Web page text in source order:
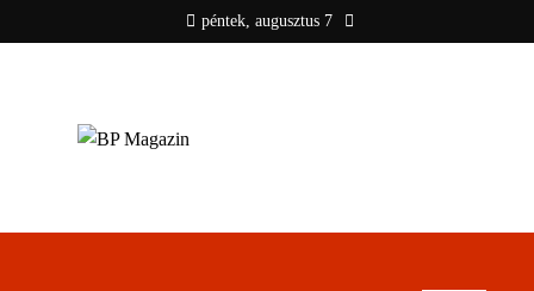
péntek, augusztus 7